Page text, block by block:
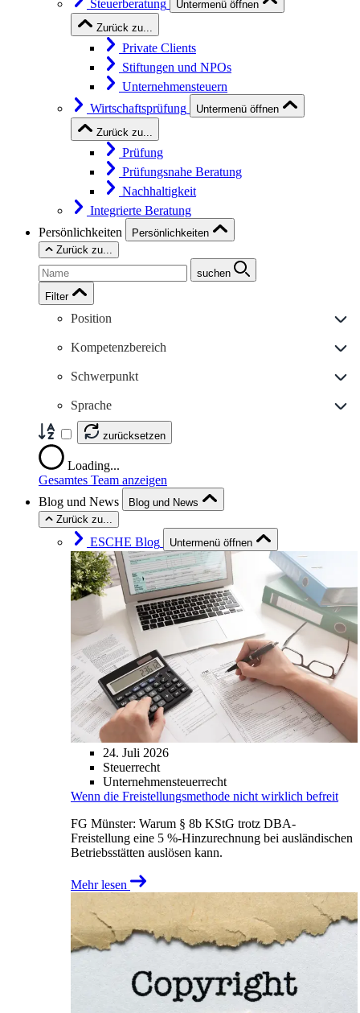
Steuerberatung
Untermenü öffnen
Zurück zu...
Private Clients
Stiftungen und NPOs
Unternehmensteuern
Wirtschaftsprüfung
Untermenü öffnen
Zurück zu...
Prüfung
Prüfungsnahe Beratung
Nachhaltigkeit
Integrierte Beratung
Persönlichkeiten
Persönlichkeiten
Zurück zu...
suchen
Filter
Position
Kompetenzbereich
Schwerpunkt
Sprache
zurücksetzen
Loading...
Gesamtes Team anzeigen
Blog und News
Blog und News
Zurück zu...
ESCHE Blog Untermenü öffnen
24. Juli 2026
Steuerrecht
Unternehmensteuerrecht
Wenn die Freistellungsmethode nicht wirklich befreit
FG Münster: Warum § 8b KStG trotz DBA-
Freistellung eine 5 %-Hinzurechnung bei ausländischen
Betriebsstätten auslösen kann.
Mehr lesen